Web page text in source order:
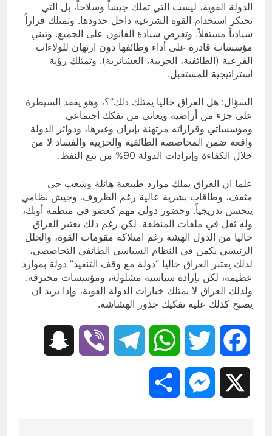
الدولة القوية، ليست التي تملك جيشاً وسلاحاً، بل التي
تحتكر استخدام القوة الشرعية داخل حدودها. وتمتلك قراراً
سيادياً مستقلاً. وتفرض سيادة القانون على الجميع. وتبني
مؤسسات قادرة على أداء وظائفها دون ارتهان للولاءات
الفرعية (الطائفية، الحزبية، العشائرية). وتمتلك رؤية
استراتيجية للمستقبل.
السؤال: هل العراق حاليا يمتلك ذلك”؟، وهو يفقد السيطرة
على جزء من أراضيه ويعاني من تفكك اجتماعي
ومؤسساتي وقراراته مرتهنة بإيران وغيرها، ودوائر الدولة
واقعة ضمن المحاصصة الطائفية والحزبية والفساد لا من
خلال الكفاءة وإيرادات الدولة 90% من بيع النفط.
علما ان العراق يملك موارد طبيعية هائلة وشعب حي
مثقف، وطاقات بشرية عالية رغم الظروف. وجيش نظامي
يتحسن تدريجياً. وحضور دولي مهم كعضو في منظمة أوبك،
وله ثقل في ملفات المنطقة. لكن رغم ذلك يعتبر العراق
حاليا من الدول الهشة رغم امتلاكه مقومات القوة، والخلل
الرئيسي يكمن في النظام السياسي الطائفي التحاصصي،
لذلك يعتبر العراق حاليا “دولة مع وقف التنفيذ” دولة بموارد
عظيمة، لكن بإرادة سياسية مشلولة، ومؤسسات مخترقة.
ولذلك العراق لا يمتلك خيارات الدولة القوية، وإذا يريد ان
يصبح كذلك عليه تفكيك جذور الهشاشة.
Facebook
Twitter
WhatsApp
Telegram
Viber
Messenger